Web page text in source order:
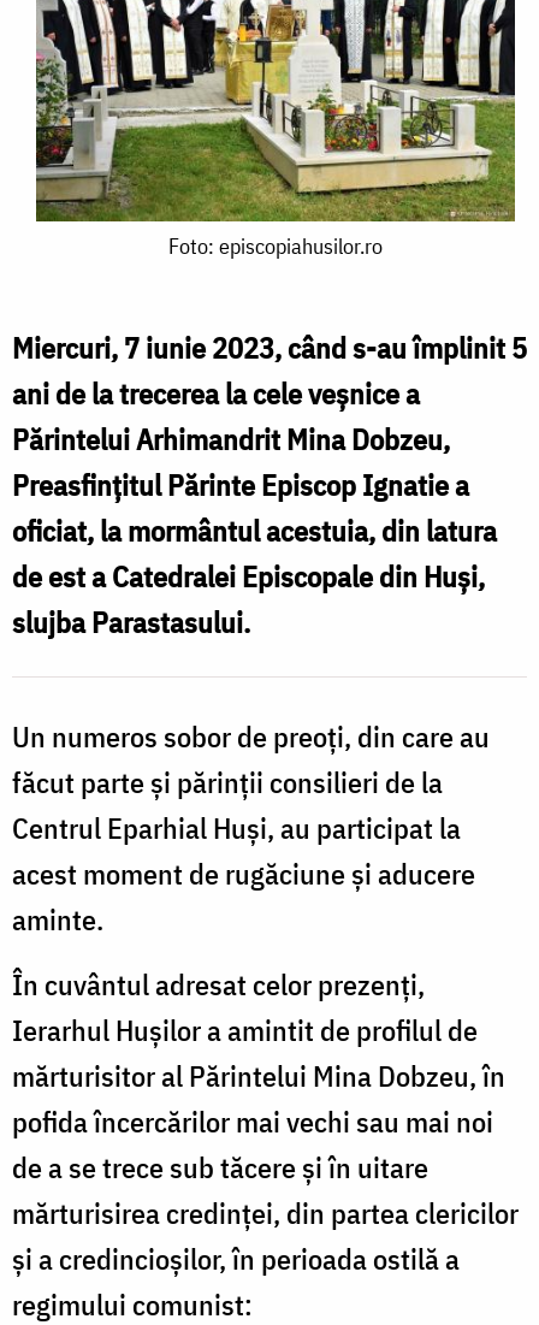
Foto: episcopiahusilor.ro
Miercuri, 7 iunie 2023, când s-au împlinit 5
ani de la trecerea la cele veșnice a
Părintelui Arhimandrit Mina Dobzeu,
Preasfințitul Părinte Episcop Ignatie a
oficiat, la mormântul acestuia, din latura
de est a Catedralei Episcopale din Huși,
slujba Parastasului.
Un numeros sobor de preoți, din care au
făcut parte și părinții consilieri de la
Centrul Eparhial Huși, au participat la
acest moment de rugăciune și aducere
aminte.
În cuvântul adresat celor prezenți,
Ierarhul Hușilor a amintit de profilul de
mărturisitor al Părintelui Mina Dobzeu, în
pofida încercărilor mai vechi sau mai noi
de a se trece sub tăcere și în uitare
mărturisirea credinței, din partea clericilor
și a credincioșilor, în perioada ostilă a
regimului comunist: